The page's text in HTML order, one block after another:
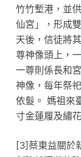
竹竹塹港，並
仙宮」，形成
天後，信徒將
尊神像頭上，
一尊則係長和
神像，每年祭
依髮。 媽祖來
寸金蓮履及繡
[3]蔡東益關於